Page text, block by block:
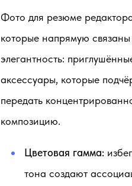
Фото для резюме
которые напрямую
элегантность:
аксессуары, которые
передать
композицию.
Цветовая гамма:
тона создают